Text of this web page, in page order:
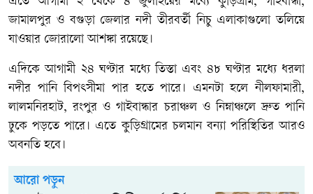
জামালপুর ও বগুড়া জেলার নদী তীরবর্তী নিচু এলাকাগুলো তলিয়ে
যাওয়ার জোরালো আশঙ্কা রয়েছে।
এদিকে আগামী ২৪ ঘণ্টার মধ্যে তিস্তা এবং ৪৮ ঘণ্টার মধ্যে ধরলা
নদীর পানি বিপৎসীমা পার হতে পারে। এমনটা হলে নীলফামারী,
লালমনিরহাট, রংপুর ও গাইবান্ধার চরাঞ্চল ও নিম্নাঞ্চলে দ্রুত পানি
ঢুকে পড়তে পারে। এতে কুড়িগ্রামের চলমান বন্যা পরিস্থিতির আরও
অবনতি হবে।
আরো পড়ুন